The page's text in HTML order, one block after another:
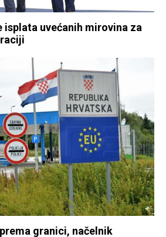
isplata uvećanih mirovina za
granici, načelnik